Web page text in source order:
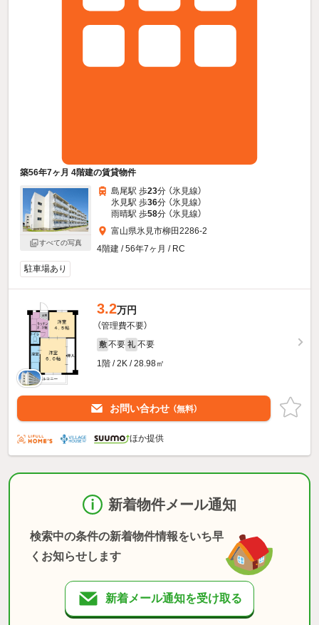
築56年7ヶ月 4階建の賃貸物件
すべての写真
島尾駅 歩23分 （氷見線）
氷見駅 歩36分 （氷見線）
雨晴駅 歩58分 （氷見線）
富山県氷見市柳田2286-2
4階建 / 56年7ヶ月 / RC
駐車場あり
3.2万円
（管理費不要）
敷 不要 礼 不要
1階 / 2K / 28.98㎡
お問い合わせ （無料）
ほか提供
新着物件メール通知
検索中の条件の新着物件情報をいち早
くお知らせします
新着メール通知を受け取る